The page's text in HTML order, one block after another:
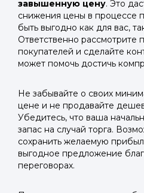
завышенную цену. Это
снижения цены в процессе
быть выгодно как для вас,
Ответственно рассмотрите
покупателей и сделайте
может помочь достичь
Не забывайте о своих
цене и не продавайте
Убедитесь, что ваша
запас на случай торга.
сохранить желаемую
выгодное предложение
переговорах.